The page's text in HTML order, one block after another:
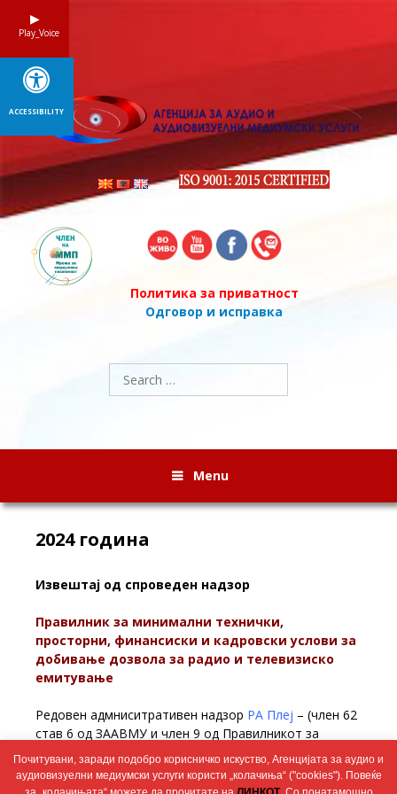
Политика за приватност
Одговор и исправка
Search
for:
Menu
2024 година
Извештај од спроведен надзор
Правилник за минимални технички,
просторни, финансиски и кадровски услови за
добивање дозвола за радио и телевизиско
емитување
Редовен адмниситративен надзор РА Плеј – (член 62
став 6 од ЗААВМУ и член 9 од Правилникот за
минимални технички, просторни, финансиски и
кадровски услови за добивање дозвола за радио и
телевизиско емитување) – 02.10.2024
Почитувани, заради подобро корисничко искуство, Агенцијата за аудио и
аудиовизуелни медиумски услуги користи „колачиња“ ("cookies"). Повеќе
Play_Voice
ACCESSIBILITY